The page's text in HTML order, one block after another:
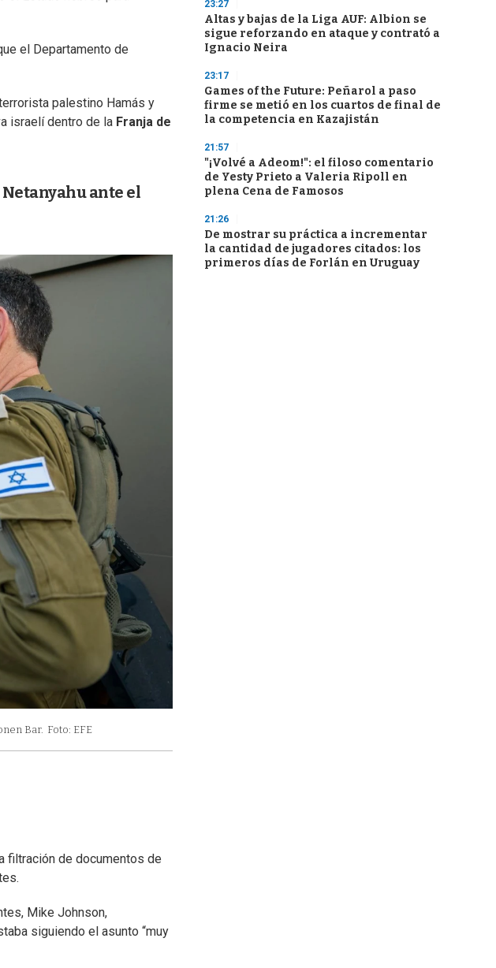
el Departamento de
palestino Hamás y
israelí dentro de la Franja de
ante el
Bar. Foto: EFE
filtración de documentos de
Mike Johnson,
siguiendo el asunto “muy
23:27
Altas y bajas de la Liga AUF: Albion se
sigue reforzando en ataque y contrató a
Ignacio Neira
23:17
Games of the Future: Peñarol a paso
firme se metió en los cuartos de final de
la competencia en Kazajistán
21:57
"¡Volvé a Adeom!": el filoso comentario
de Yesty Prieto a Valeria Ripoll en
plena Cena de Famosos
21:26
De mostrar su práctica a incrementar
la cantidad de jugadores citados: los
primeros días de Forlán en Uruguay